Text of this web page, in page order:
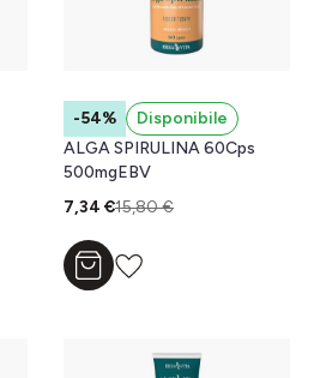
-54%
Disponibile
ALGA SPIRULINA 60Cps
500mgEBV
7,34 €15,80 €
Aggiungi al carrello